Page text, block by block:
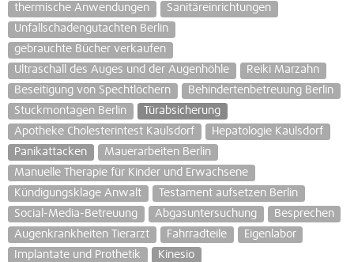
thermische Anwendungen
Sanitäreinrichtungen
Unfallschadengutachten Berlin
gebrauchte Bücher verkaufen
Ultraschall des Auges und der Augenhöhle
Reiki Marzahn
Beseitigung von Spechtlöchern
Behindertenbetreuung Berlin
Stuckmontagen Berlin
Türabsicherung
Apotheke Cholesterintest Kaulsdorf
Hepatologie Kaulsdorf
Panikattacken
Mauerarbeiten Berlin
Manuelle Therapie für Kinder und Erwachsene
Kündigungsklage Anwalt
Testament aufsetzen Berlin
Social-Media-Betreuung
Abgasuntersuchung
Besprechen
Augenkrankheiten Tierarzt
Fahrradteile
Eigenlabor
Implantate und Prothetik
Kinesio